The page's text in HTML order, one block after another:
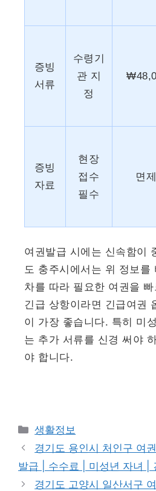
증빙
서류
수령기
관 지
정
증빙
자료
현장
접수
필수
면
여권발급 시에는 신속함이
도 충주시에서는 위 정보를
차를 따라 필요한 여권을
긴급 상항이라면 긴급여권
이 가장 좋습니다. 특히 미
는 추가 서류를 신경 써야
야 합니다.
카
테
고
리
생활정보
경기도 용인시 처인구 여
발급 | 수수료 | 미성년 자녀 |
경기도 고양시 일산서구